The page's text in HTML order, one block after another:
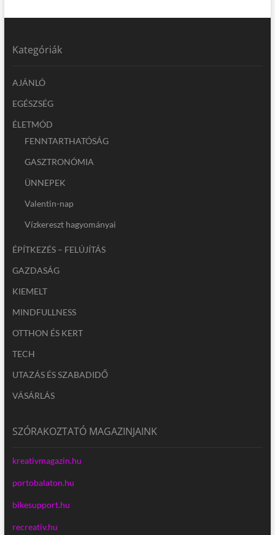
Kategóriák
AJÁNLÓ
EGÉSZSÉG
ÉLETMÓD
FENNTARTHATÓSÁG
GASZTRONÓMIA
ÜNNEPEK
Valentin-nap
Vízkereszt hagyományai
ÉPÍTKEZÉS – FELÚJÍTÁS
GAZDASÁG
KIEMELT
MINDFULLNESS
OTTHON ÉS KERT
TECH
UTAZÁS ÉS SZABADIDŐ
VÁSÁRLÁS
SZÓRAKOZTATÓ MAGAZINJAINK
kreativmagazin.hu
portobalaton.hu
bikesupport.hu
recreativ.hu